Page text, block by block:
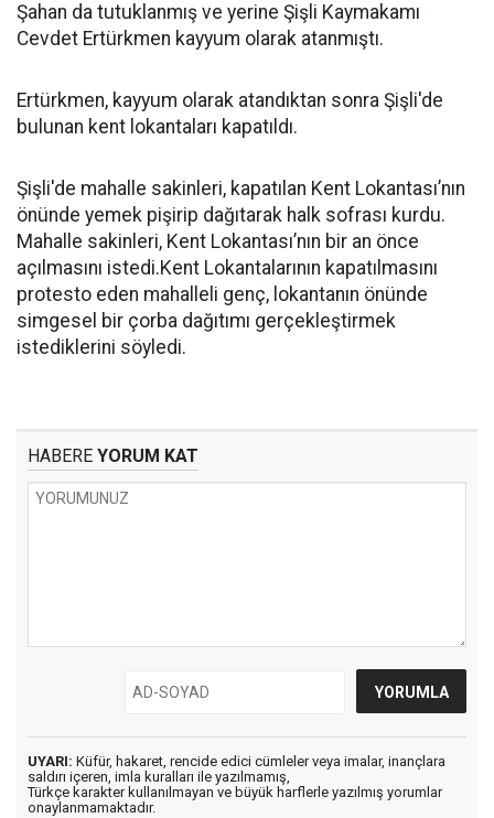
Şahan da tutuklanmış ve yerine Şişli Kaymakamı
Cevdet Ertürkmen kayyum olarak atanmıştı.
Ertürkmen, kayyum olarak atandıktan sonra Şişli'de
bulunan kent lokantaları kapatıldı.
Şişli'de mahalle sakinleri, kapatılan Kent Lokantası’nın
önünde yemek pişirip dağıtarak halk sofrası kurdu.
Mahalle sakinleri, Kent Lokantası’nın bir an önce
açılmasını istedi.Kent Lokantalarının kapatılmasını
protesto eden mahalleli genç, lokantanın önünde
simgesel bir çorba dağıtımı gerçekleştirmek
istediklerini söyledi.
HABERE YORUM KAT
UYARI: Küfür, hakaret, rencide edici cümleler veya imalar, inançlara
saldırı içeren, imla kuralları ile yazılmamış,
Türkçe karakter kullanılmayan ve büyük harflerle yazılmış yorumlar
onaylanmamaktadır.